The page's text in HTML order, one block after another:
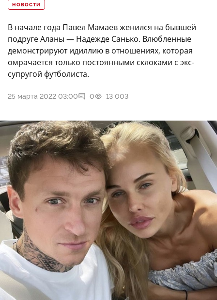
НОВОСТИ
В начале года Павел Мамаев женился на бывшей
подруге Аланы — Надежде Санько. Влюбленные
демонстрируют идиллию в отношениях, которая
омрачается только постоянными склоками с экс-
супругой футболиста.
25 марта 2022 03:00 0 13 003